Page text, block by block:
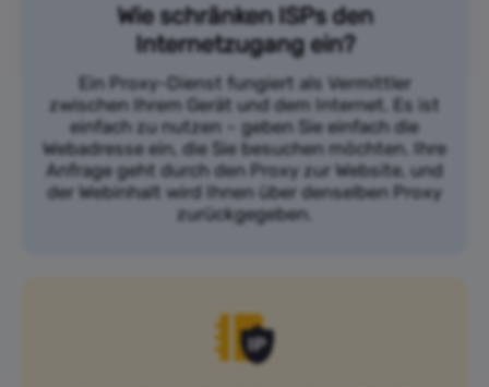
Wie schränken ISPs den
Internetzugang ein?
Ein Proxy-Dienst fungiert als Vermittler
zwischen Ihrem Gerät und dem Internet. Es ist
einfach zu nutzen – geben Sie einfach die
Webadresse ein, die Sie besuchen möchten. Ihre
Anfrage geht durch den Proxy zur Website, und
der Webinhalt wird Ihnen über denselben Proxy
zurückgegeben.